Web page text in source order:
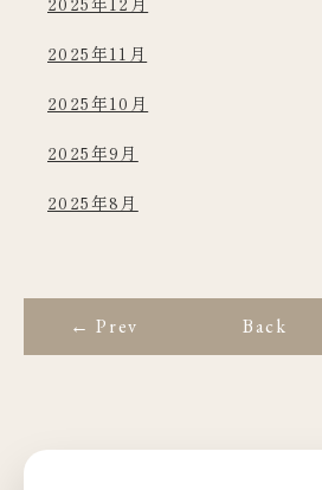
2025年11月
2025年10月
2025年9月
2025年8月
← Prev Back